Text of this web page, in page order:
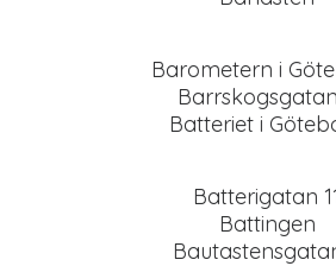
Barometern i
Batteriet i
Batterigatan
Battingen